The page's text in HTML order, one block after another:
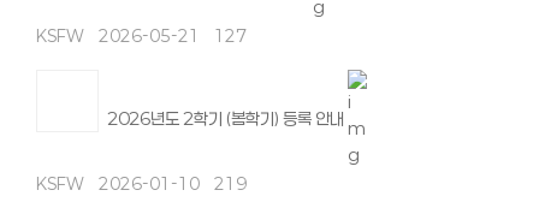
KSFW 2026-05-21 127
2026년도 2학기 (봄학기) 등록 안내
KSFW 2026-01-10 219